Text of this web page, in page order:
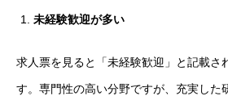
未経験歓迎が多い
求人票を見ると「未経験歓迎」と記載さ
す。専門性の高い分野ですが、充実した